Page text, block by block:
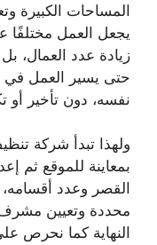
المساحات الكبيرة
يجعل العمل مختلفًا
زيادة عدد العمال،
حتى يسير العمل في
نفسه، دون تأخير أو
ولهذا تبدأ شركة
بمعاينة للموقع ثم
القصر وعدد
محددة وتعيين مشرف
النهاية كما نحرص